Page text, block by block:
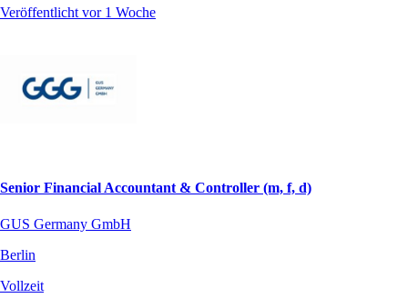
Veröffentlicht vor 1 Woche
Senior Financial Accountant & Controller (m, f, d)
GUS Germany GmbH
Berlin
Vollzeit